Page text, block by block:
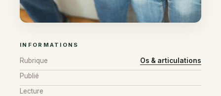
INFORMATIONS
Rubrique
Os & articulations
Publié
Lecture